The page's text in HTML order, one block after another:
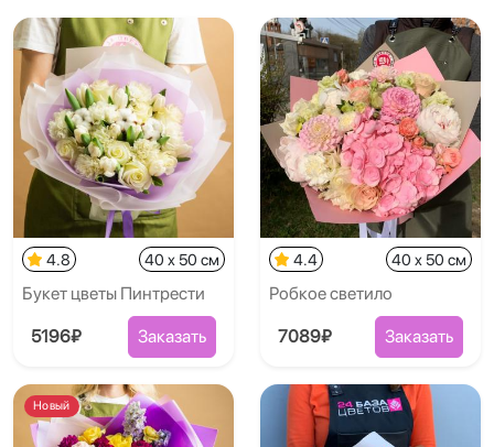
4.8 40 x 50 см
Букет цветы Пинтрести
5196₽ Заказать
4.4 40 x 50 см
Робкое светило
7089₽ Заказать
Новый